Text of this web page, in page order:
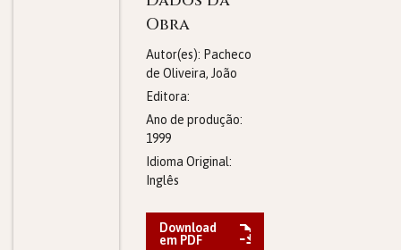
Obra
Autor(es): Pacheco
de Oliveira, João
Editora:
Ano de produção:
1999
Idioma Original:
Inglês
Download
em PDF